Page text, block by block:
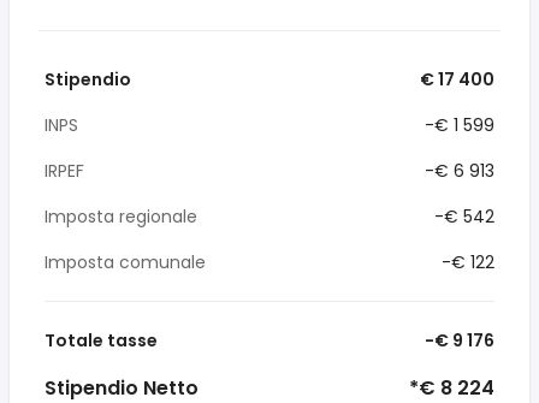
Stipendio
€ 17 400
INPS
-€ 1 599
IRPEF
-€ 6 913
Imposta regionale
-€ 542
Imposta comunale
-€ 122
Totale tasse -€ 9 176
Stipendio Netto *€ 8 224